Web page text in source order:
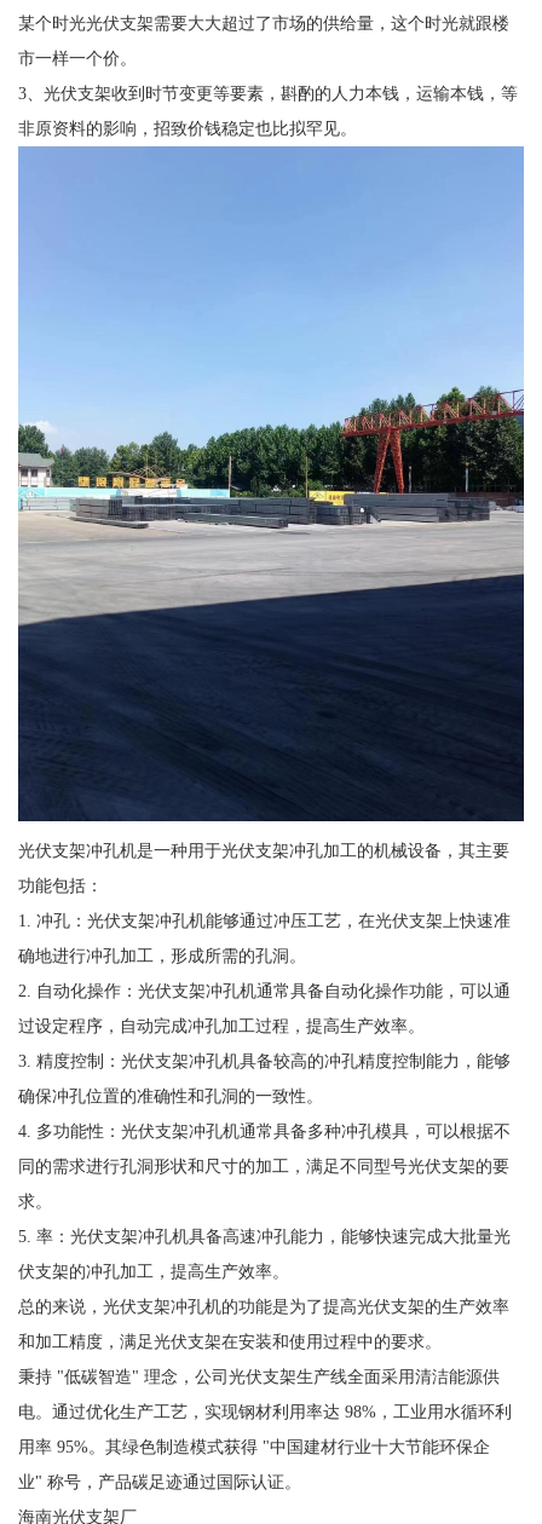
某个时光光伏支架需要大大超过了市场的供给量，这个时光就跟楼
市一样一个价。
3、光伏支架收到时节变更等要素，斟酌的人力本钱，运输本钱，等
非原资料的影响，招致价钱稳定也比拟罕见。
光伏支架冲孔机是一种用于光伏支架冲孔加工的机械设备，其主要
功能包括：
1. 冲孔：光伏支架冲孔机能够通过冲压工艺，在光伏支架上快速准
确地进行冲孔加工，形成所需的孔洞。
2. 自动化操作：光伏支架冲孔机通常具备自动化操作功能，可以通
过设定程序，自动完成冲孔加工过程，提高生产效率。
3. 精度控制：光伏支架冲孔机具备较高的冲孔精度控制能力，能够
确保冲孔位置的准确性和孔洞的一致性。
4. 多功能性：光伏支架冲孔机通常具备多种冲孔模具，可以根据不
同的需求进行孔洞形状和尺寸的加工，满足不同型号光伏支架的要
求。
5. 率：光伏支架冲孔机具备高速冲孔能力，能够快速完成大批量光
伏支架的冲孔加工，提高生产效率。
总的来说，光伏支架冲孔机的功能是为了提高光伏支架的生产效率
和加工精度，满足光伏支架在安装和使用过程中的要求。
秉持 "低碳智造" 理念，公司光伏支架生产线全面采用清洁能源供
电。通过优化生产工艺，实现钢材利用率达 98%，工业用水循环利
用率 95%。其绿色制造模式获得 "中国建材行业十大节能环保企
业" 称号，产品碳足迹通过国际认证。
海南光伏支架厂